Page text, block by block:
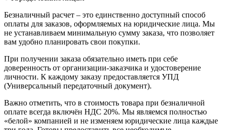
Безналичный расчет – это единственно доступный способ
оплаты для заказов, оформляемых на юридические лица. Мы
не устанавливаем минимальную сумму заказа, что позволяет
вам удобно планировать свои покупки.
При получении заказа обязательно иметь при себе
доверенность от организации-заказчика и удостоверение
личности. К каждому заказу предоставляется УПД
(Универсальный передаточный документ).
Важно отметить, что в стоимость товара при безналичной
оплате всегда включён НДС 20%. Мы являемся полностью
«белой» компанией и не изменяем юридические лица каждые